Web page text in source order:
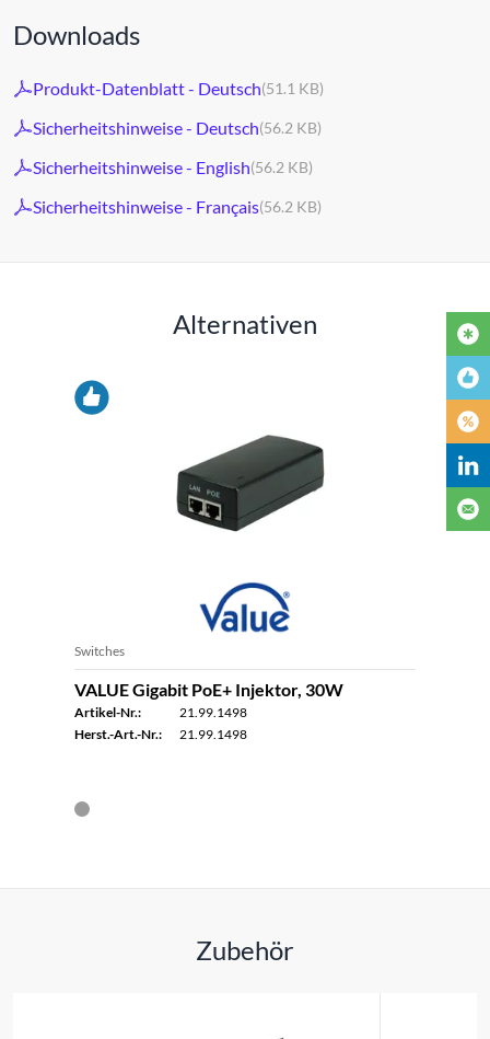
Downloads
Produkt-Datenblatt - Deutsch(51.1 KB)
Sicherheitshinweise - Deutsch(56.2 KB)
Sicherheitshinweise - English(56.2 KB)
Sicherheitshinweise - Français(56.2 KB)
Alternativen
Switches
VALUE Gigabit PoE+ Injektor, 30W
Artikel-Nr.:
21.99.1498
Herst.-Art.-Nr.:
21.99.1498
Zubehör